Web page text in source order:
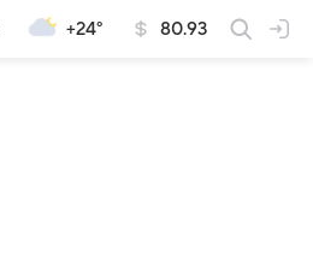
+24° 80.93